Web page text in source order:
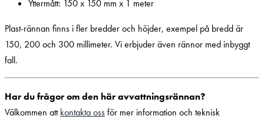
Yttermått: 150 x 150 mm x 1 meter
Plast-rännan finns i fler bredder och höjder, exempel på bredd är
150, 200 och 300 millimeter. Vi erbjuder även rännor med inbyggt
fall.
Har du frågor om den här avvattningsrännan?
Välkommen attkontakta ossför mer information och teknisk